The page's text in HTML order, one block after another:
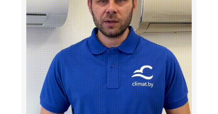
С фильтрами
антибактериальный фильтр
многофункциональный фильтр
с витамином С
угольный фильтр
фильтр грубой очистки